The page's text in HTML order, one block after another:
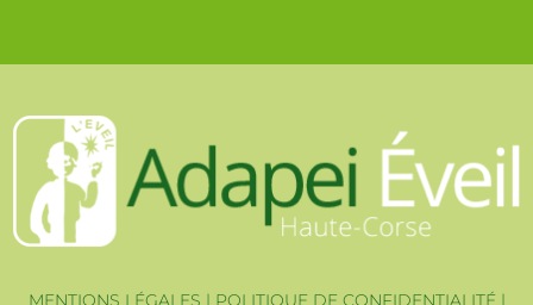
MENTIONS LÉGALES | POLITIQUE DE CONFIDENTIALITÉ|